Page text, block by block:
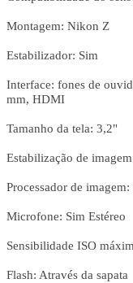
Montagem: Nikon Z
Estabilizador: Sim
Interface: fones de
mm, HDMI
Tamanho da tela: 3,2"
Estabilização de
Processador de
Microfone: Sim Estéreo
Sensibilidade ISO
Flash: Através da sapata